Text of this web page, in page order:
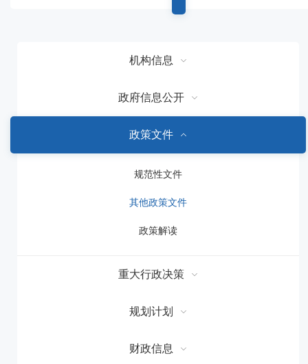
机构信息
政府信息公开
政策文件
规范性文件
其他政策文件
政策解读
重大行政决策
规划计划
财政信息